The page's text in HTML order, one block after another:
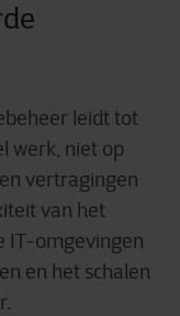
leidttot
werk, niet op
envertragingen
van het
IT-omgevingen
en het schalen
.